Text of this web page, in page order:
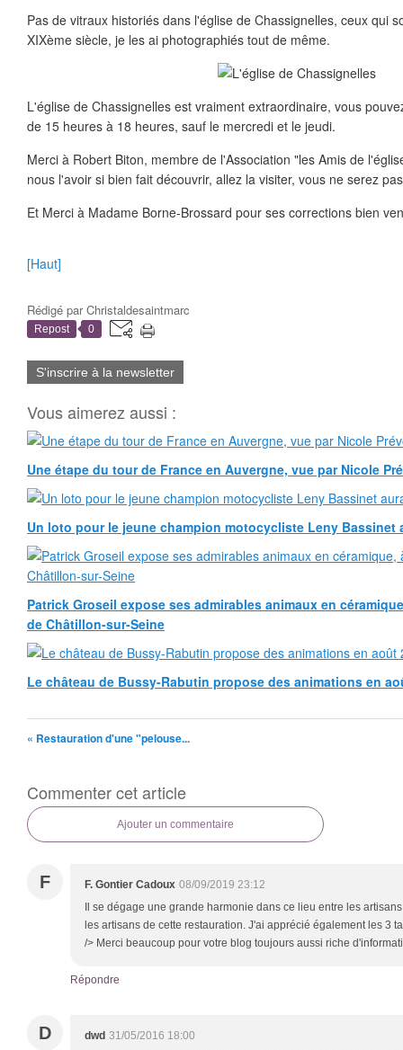
Pas de vitraux historiés dans l'église de Chassignelles, ceux qui
XIXème siècle, je les ai photographiés tout de même.
L'église de Chassignelles est vraiment extraordinaire, vous
de 15 heures à 18 heures, sauf le mercredi et le jeudi.
Merci à Robert Biton, membre de l'Association "les Amis de
nous l'avoir si bien fait découvrir, allez la visiter, vous ne serez
Et Merci à Madame Borne-Brossard pour ses corrections bien
[Haut]
Rédigé parChristaldesaintmarc
Repost 0
S'inscrire à la newsletter
Vous aimerez aussi :
Une étape du tour de France en Auvergne, vue par Nicole
Un loto pour le jeune champion motocycliste Leny Bassinet
Patrick Groseil expose ses admirables animaux en
de Châtillon-sur-Seine
Le château de Bussy-Rabutin propose des animations en
« Restauration d'une "pelouse...
Commenter cet article
Ajouter un commentaire
F F. Gontier Cadoux 08/09/2019 23:12
Il se dégage une grande harmonie dans ce lieu entre les
les artisans de cette restauration. J'ai apprécié également les 3
/> Merci beaucoup pour votre blog toujours aussi riche
Répondre
D dwd 31/05/2016 18:00